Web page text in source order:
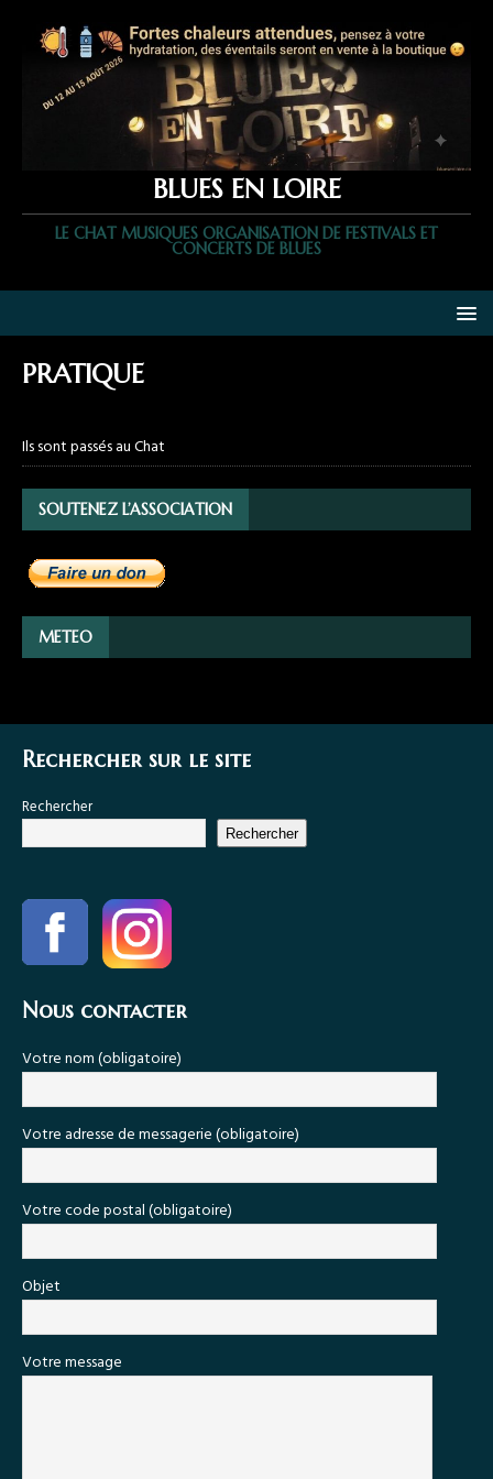
BLUES EN LOIRE
LE CHAT MUSIQUES ORGANISATION DE FESTIVALS ET
CONCERTS DE BLUES
PRATIQUE
Ils sont passés au Chat
SOUTENEZ L’ASSOCIATION
METEO
Rechercher sur le site
Rechercher
Rechercher
Nous contacter
Votre nom (obligatoire)
Votre adresse de messagerie (obligatoire)
Votre code postal (obligatoire)
Objet
Votre message